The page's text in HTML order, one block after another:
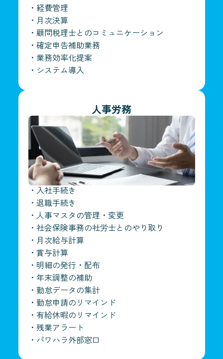
・ 経費管理
・ 月次決算
・ 顧問税理士とのコミュニケーション
・ 確定申告補助業務
・ 業務効率化提案
・ システム導入
人事労務
・ 入社手続き
・ 退職手続き
・ 人事マスタの管理・変更
・ 社会保険事務の社労士とのやり取り
・ 月次給与計算
・ 賞与計算
・ 明細の発行・配布
・ 年末調整の補助
・ 勤怠データの集計
・ 勤怠申請のリマインド
・ 有給休暇のリマインド
・ 残業アラート
・ パワハラ外部窓口